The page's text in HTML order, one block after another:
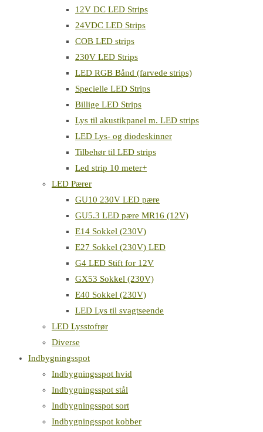
12V DC LED Strips
24VDC LED Strips
COB LED strips
230V LED Strips
LED RGB Bånd (farvede strips)
Specielle LED Strips
Billige LED Strips
Lys til akustikpanel m. LED strips
LED Lys- og diodeskinner
Tilbehør til LED strips
Led strip 10 meter+
LED Pærer
GU10 230V LED pære
GU5.3 LED pære MR16 (12V)
E14 Sokkel (230V)
E27 Sokkel (230V) LED
G4 LED Stift for 12V
GX53 Sokkel (230V)
E40 Sokkel (230V)
LED Lys til svagtseende
LED Lysstofrør
Diverse
Indbygningsspot
Indbygningsspot hvid
Indbygningsspot stål
Indbygningsspot sort
Indbygningsspot kobber